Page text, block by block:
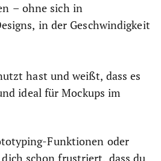
– ohne sich in
in der Geschwindigkeit
hast und weißt, dass es
ideal für Mockups im
Funktionen oder
schon frustriert, dass du